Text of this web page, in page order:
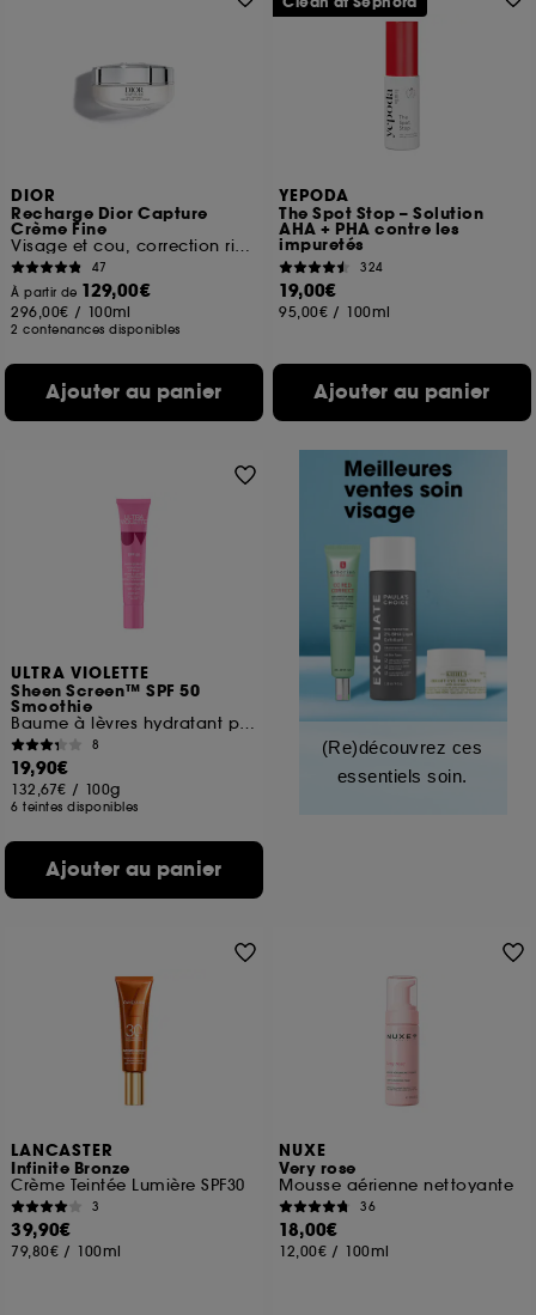
DIOR
Recharge Dior Capture
Crème Fine
Visage et cou, correction rides et fermeté
47
À partir de 129,00€
296,00€ / 100ml
2 contenances disponibles
Ajouter au panier
YEPODA
The Spot Stop – Solution
AHA + PHA contre les
impuretés
324
19,00€
95,00€ / 100ml
Ajouter au panier
ULTRA VIOLETTE
Sheen Screen™ SPF 50
Smoothie
Baume à lèvres hydratant protection solaire
8
19,90€
132,67€ / 100g
6 teintes disponibles
Ajouter au panier
(Re)découvrez ces
essentiels soin.
LANCASTER
Infinite Bronze
Crème Teintée Lumière SPF30
3
39,90€
79,80€ / 100ml
NUXE
Very rose
Mousse aérienne nettoyante
36
18,00€
12,00€ / 100ml